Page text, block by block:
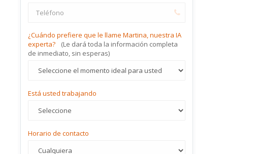
¿Cuándo prefiere que le llame Martina, nuestra IA
experta?
(Le dará toda la información completa
de inmediato, sin esperas)
Está usted trabajando
Horario de contacto